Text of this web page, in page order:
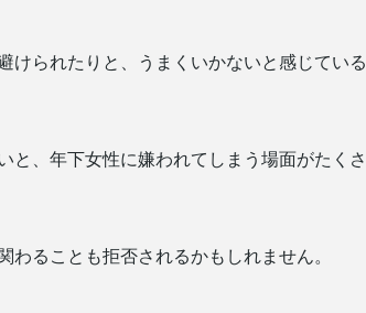
けられたりと、うまくいかないと感じている
と、年下女性に嫌われてしまう場面がたくさ
ることも拒否されるかもしれません。